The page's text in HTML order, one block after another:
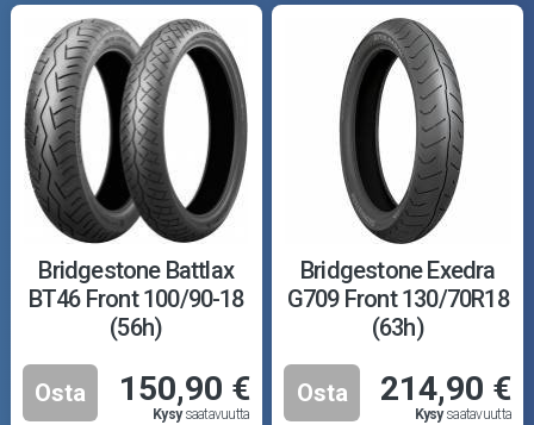
Bridgestone Battlax
BT46 Front 100/90-18
(56h)
Osta 150,90 €
Kysysaatavuutta
Bridgestone Exedra
G709 Front 130/70R18
(63h)
Osta 214,90 €
Kysysaatavuutta